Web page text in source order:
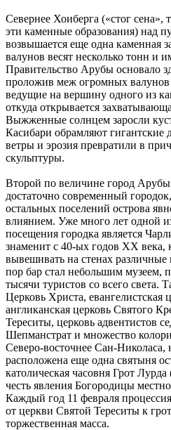
Севернее Хоиберга («стог сена»,
эти каменные образования) над
возвышается еще одна каменная
валунов весят несколько тонн и
Правительство Арубы основало
проложив меж огромных
ведущие на вершину одного из
откуда открывается
Выжженные солнцем заросли
Касибари обрамляют гигантские
ветры и эрозия превратили в
скульптуры.
Второй по величине город
достаточно современный
остальных поселений острова
влиянием. Уже много лет одной
посещения городка является
знаменит с 40-ых годов XX века,
вывешивать на стенах
пор бар стал небольшим музеем,
тысячи туристов со всего света.
Церковь Христа, евангелистская
англиканская церковь Святого
Тереситы, церковь адвентистов
Шепманстрат и множество
Северо-восточнее Сан-Николаса,
расположена еще одна святыня
католическая часовня Грот
честь явления Богородицы
Каждый год 11 февраля
от церкви Святой Тереситы к
торжественная масса.